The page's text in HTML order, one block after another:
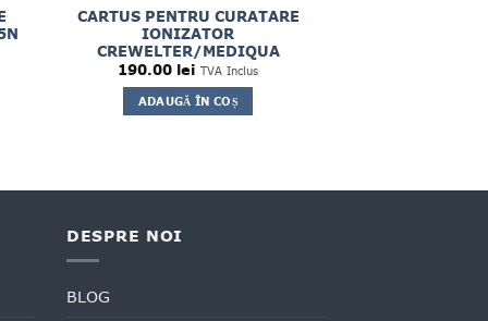
CARTUS PENTRU CURATARE
IONIZATOR
CREWELTER/MEDIQUA
190.00 lei TVA Inclus
ADAUGĂ ÎN COȘ
DESPRE NOI
BLOG